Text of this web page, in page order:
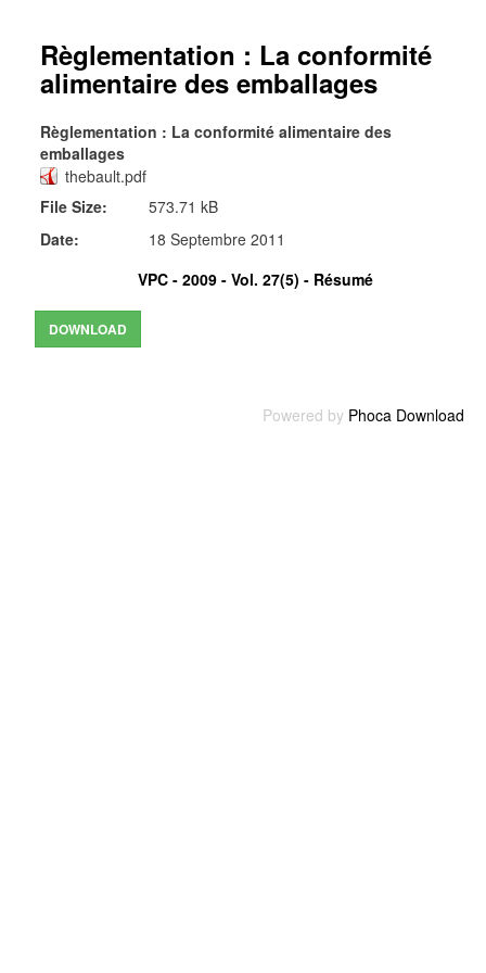
Règlementation : La conformité
alimentaire des emballages
Règlementation : La conformité alimentaire des
emballages
thebault.pdf
File Size:
573.71 kB
Date:
18 Septembre 2011
VPC - 2009 - Vol. 27(5) - Résumé
Powered by Phoca Download